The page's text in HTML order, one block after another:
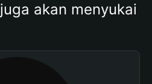
akan menyukai